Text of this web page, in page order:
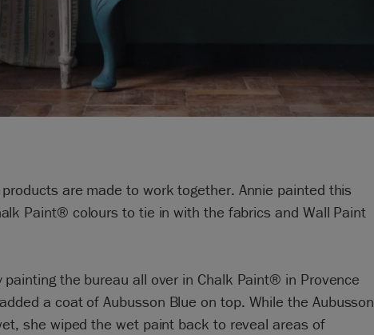
products are made to work together. Annie painted this
Paint® colours to tie in with the fabrics and Wall Paint
painting the bureau all over in Chalk Paint® in Provence
a coat of Aubusson Blue on top. While the Aubusson
she wiped the wet paint back to reveal areas of